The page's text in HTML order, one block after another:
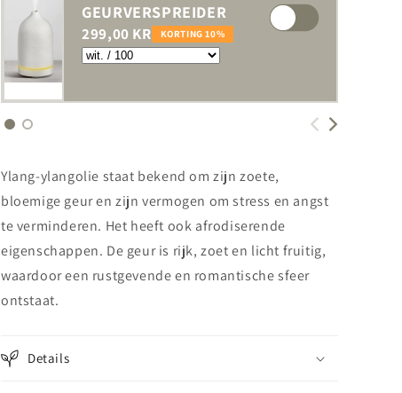
GEURVERSPREIDER
299,00 KR KORTING 10%
Ylang-ylangolie staat bekend om zijn zoete,
bloemige geur en zijn vermogen om stress en angst
te verminderen. Het heeft ook afrodiserende
eigenschappen. De geur is rijk, zoet en licht fruitig,
waardoor een rustgevende en romantische sfeer
ontstaat.
Details